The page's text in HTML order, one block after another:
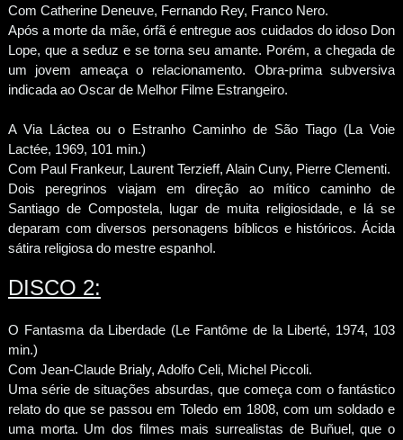
Com Catherine Deneuve, Fernando Rey, Franco Nero.
Após a morte da mãe, órfã é entregue aos cuidados do idoso Don
Lope, que a seduz e se torna seu amante. Porém, a chegada de
um jovem ameaça o relacionamento. Obra-prima subversiva
indicada ao Oscar de Melhor Filme Estrangeiro.
A Via Láctea ou o Estranho Caminho de São Tiago (La Voie
Lactée, 1969, 101 min.)
Com Paul Frankeur, Laurent Terzieff, Alain Cuny, Pierre Clementi.
Dois peregrinos viajam em direção ao mítico caminho de
Santiago de Compostela, lugar de muita religiosidade, e lá se
deparam com diversos personagens bíblicos e históricos. Ácida
sátira religiosa do mestre espanhol.
DISCO 2:
O Fantasma da Liberdade (Le Fantôme de la Liberté, 1974, 103
min.)
Com Jean-Claude Brialy, Adolfo Celi, Michel Piccoli.
Uma série de situações absurdas, que começa com o fantástico
relato do que se passou em Toledo em 1808, com um soldado e
uma morta. Um dos filmes mais surrealistas de Buñuel, que o